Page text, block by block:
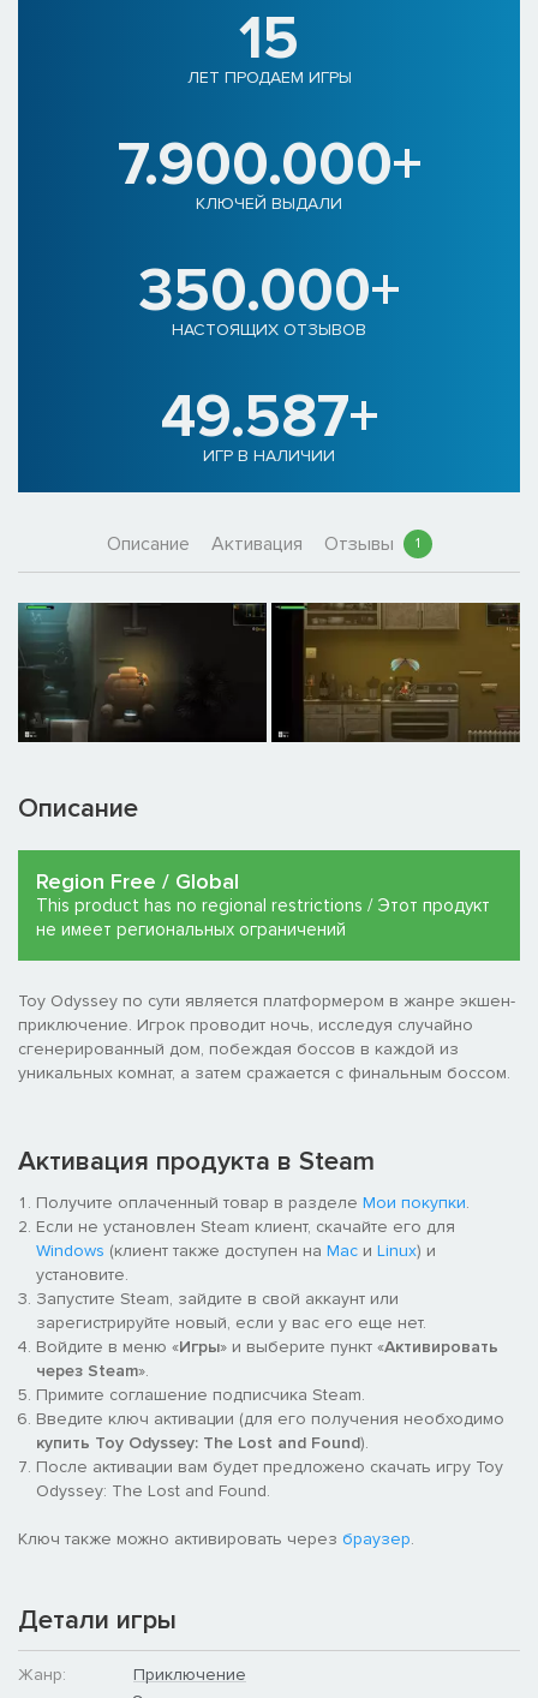
15
ЛЕТ ПРОДАЕМ ИГРЫ
7.900.000+
КЛЮЧЕЙ ВЫДАЛИ
350.000+
НАСТОЯЩИХ ОТЗЫВОВ
49.587+
ИГР В НАЛИЧИИ
Описание Активация Отзывы 1
Описание
Region Free / Global
This product has no regional restrictions / Этот продукт
не имеет региональных ограничений
Toy Odyssey по сути является платформером в жанре экшен-
приключение. Игрок проводит ночь, исследуя случайно
сгенерированный дом, побеждая боссов в каждой из
уникальных комнат, а затем сражается с финальным боссом.
Активация продукта в Steam
Получите оплаченный товар в разделе Мои покупки.
Если не установлен Steam клиент, скачайте его для
Windows (клиент также доступен на Mac и Linux) и
установите.
Запустите Steam, зайдите в свой аккаунт или
зарегистрируйте новый, если у вас его еще нет.
Войдите в меню «Игры» и выберите пункт «Активировать
через Steam».
Примите соглашение подписчика Steam.
Введите ключ активации (для его получения необходимо
купить Toy Odyssey: The Lost and Found).
После активации вам будет предложено скачать игру Toy
Odyssey: The Lost and Found.
Ключ также можно активировать через браузер.
Детали игры
Жанр:
Приключение